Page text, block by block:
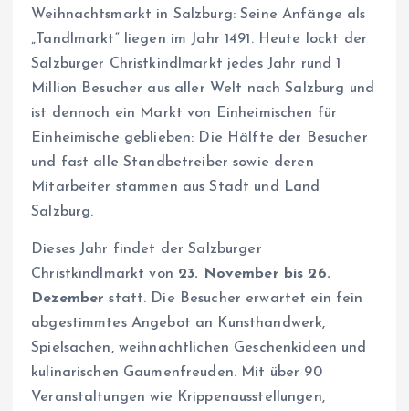
Weihnachtsmarkt in Salzburg: Seine Anfänge als
„Tandlmarkt“ liegen im Jahr 1491. Heute lockt der
Salzburger Christkindlmarkt jedes Jahr rund 1
Million Besucher aus aller Welt nach Salzburg und
ist dennoch ein Markt von Einheimischen für
Einheimische geblieben: Die Hälfte der Besucher
und fast alle Standbetreiber sowie deren
Mitarbeiter stammen aus Stadt und Land
Salzburg.
Dieses Jahr findet der Salzburger
Christkindlmarkt von 23. November bis 26.
Dezember statt. Die Besucher erwartet ein fein
abgestimmtes Angebot an Kunsthandwerk,
Spielsachen, weihnachtlichen Geschenkideen und
kulinarischen Gaumenfreuden. Mit über 90
Veranstaltungen wie Krippenausstellungen,